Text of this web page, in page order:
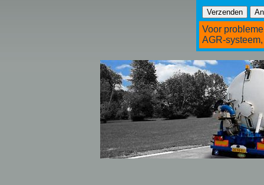
Voor
AGR-